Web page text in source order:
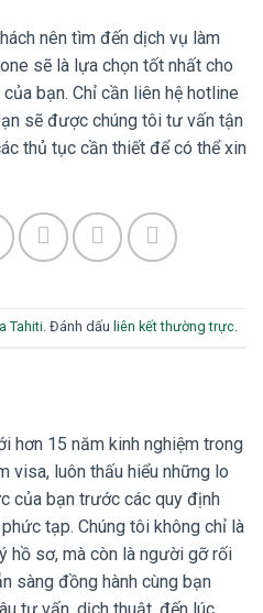
nên tìm đến dịch vụ làm
sẽ là lựa chọn tốt nhất cho
bạn. Chỉ cần liên hệ hotline
sẽ được chúng tôi tư vấn tận
thủ tục cần thiết để có thể xin
Tahiti. Đánh dấu liên kết thường trực.
hơn 15 năm kinh nghiệm trong
visa, luôn thấu hiểu những lo
của bạn trước các quy định
tạp. Chúng tôi không chỉ là
hồ sơ, mà còn là người gỡ rối
sàng đồng hành cùng bạn